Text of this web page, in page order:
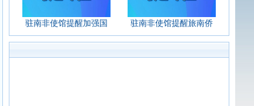
驻南非使馆提醒加强国 驻南非使馆提醒旅南侨